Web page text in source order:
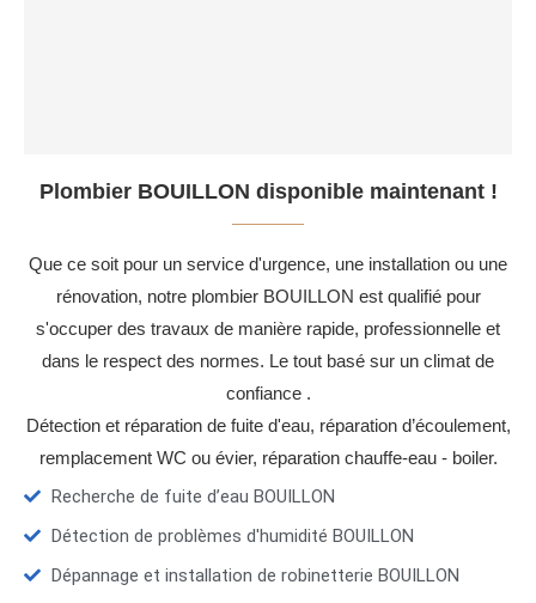
Plombier BOUILLON disponible maintenant !
Que ce soit pour un service d'urgence, une installation ou une
rénovation, notre plombier BOUILLON est qualifié pour
s'occuper des travaux de manière rapide, professionnelle et
dans le respect des normes. Le tout basé sur un climat de
confiance .
Détection et réparation de fuite d'eau, réparation d’écoulement,
remplacement WC ou évier, réparation chauffe-eau - boiler.
Recherche de fuite d’eau BOUILLON
Détection de problèmes d'humidité BOUILLON
Dépannage et installation de robinetterie BOUILLON